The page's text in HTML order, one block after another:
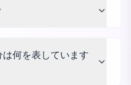
何を表しています